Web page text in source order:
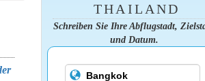
THAILAND
Schreiben Sie Ihre Abflugstadt,
und Datum.